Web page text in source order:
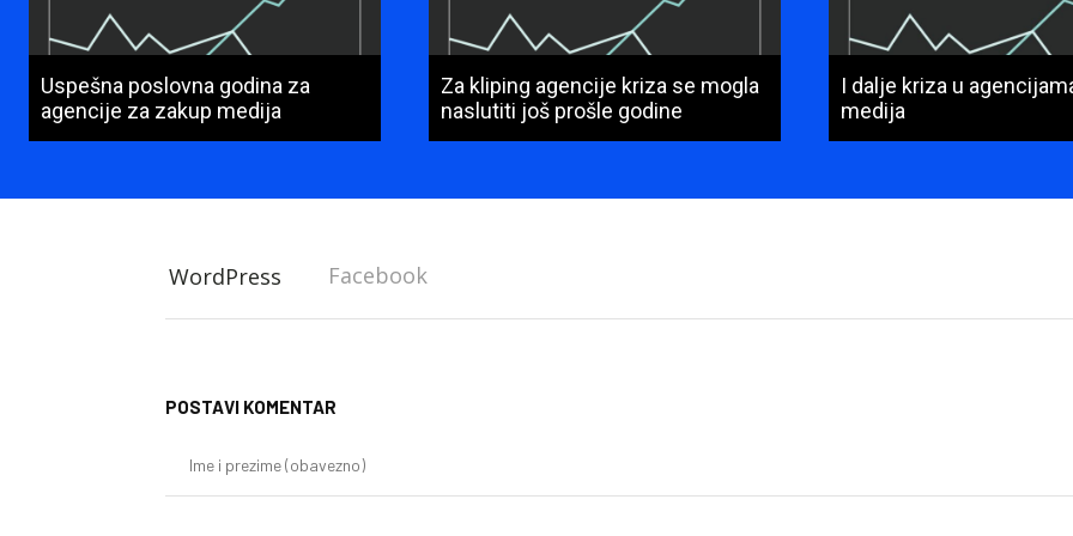
Uspešna poslovna godina za
agencije za zakup medija
Za kliping agencije kriza se mogla
naslutiti još prošle godine
I dalje kriza u
medija
WordPress Facebook
POSTAVI KOMENTAR